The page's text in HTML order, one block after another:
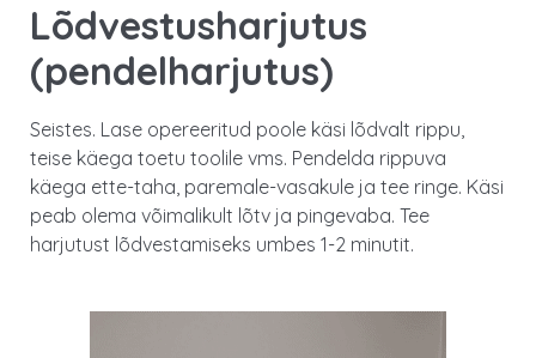
Lõdvestusharjutus
(pendelharjutus)
Seistes. Lase opereeritud poole käsi lõdvalt rippu,
teise käega toetu toolile vms. Pendelda rippuva
käega ette-taha, paremale-vasakule ja tee ringe. Käsi
peab olema võimalikult lõtv ja pingevaba. Tee
harjutust lõdvestamiseks umbes 1-2 minutit.